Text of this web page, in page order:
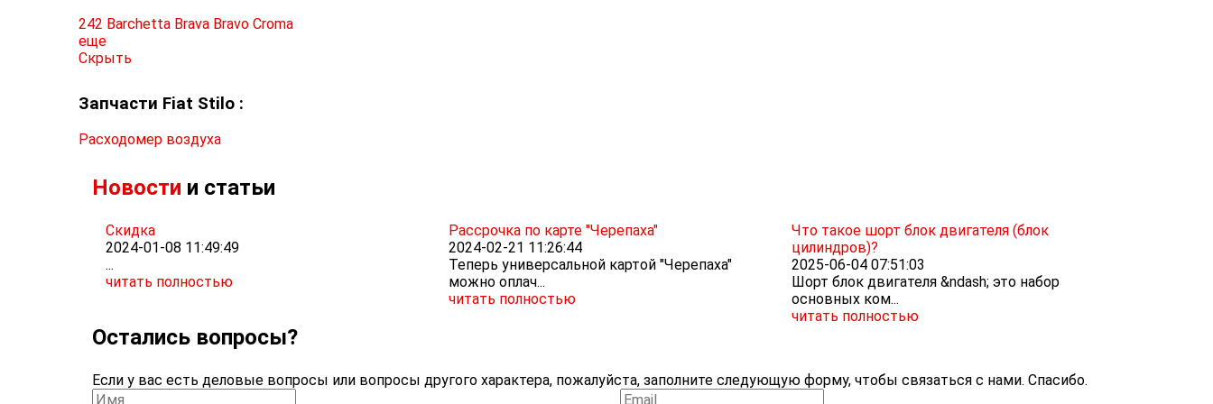
242 Barchetta Brava Bravo Croma
еще
Скрыть
Запчасти Fiat Stilo :
Расходомер воздуха
Новости и статьи
Скидка
2024-01-08 11:49:49
...
читать полностью
Рассрочка по карте "Черепаха"
2024-02-21 11:26:44
Теперь универсальной картой "Черепаха"
можно оплач...
читать полностью
Что такое шорт блок двигателя (блок
цилиндров)?
2025-06-04 07:51:03
Шорт блок двигателя &ndash; это набор
основных ком...
читать полностью
Остались вопросы?
Если у вас есть деловые вопросы или вопросы другого характера, пожалуйста, заполните следующую форму, чтобы связаться с нами. Спасибо.